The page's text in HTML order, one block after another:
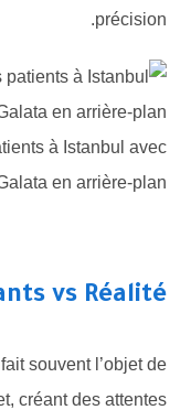
précision.
à Istanbul avec
Galata en arrière-plan.
vs Réalité
fait souvent l’objet de
créant des attentes